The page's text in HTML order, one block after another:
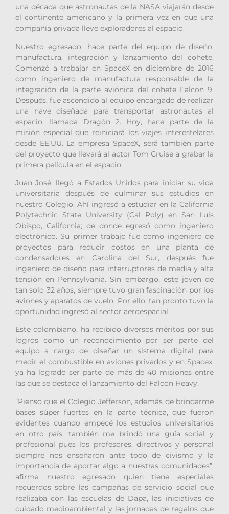
una década que astronautas de la NASA viajarán desde
el continente americano y la primera vez en que una
compañía privada lleve exploradores al espacio.
Nuestro egresado, hace parte del equipo de diseño,
manufactura, integración y lanzamiento del cohete.
Comenzó a trabajar en SpaceX en diciembre de 2016
como ingeniero de manufactura responsable de la
integración de la parte aviónica del cohete Falcon 9.
Después, fue ascendido al equipo encargado de realizar
una nave diseñada para transportar astronautas al
espacio, llamada Dragón 2. Hoy, hace parte de la
misión especial que reiniciará los viajes interestelares
desde EE.UU. La empresa SpaceX, será también parte
del proyecto que llevará al actor Tom Cruise a grabar la
primera película en el espacio.
Juan José, llegó a Estados Unidos para iniciar su vida
universitaria después de culminar sus estudios en
nuestro Colegio. Ahí ingresó a estudiar en la California
Polytechnic State University (Cal Poly) en San Luis
Obispo, California; de donde egresó como ingeniero
electrónico. Su primer trabajo fue como ingeniero de
proyectos para reducir costos en una planta de
condensadores en Carolina del Sur, después fue
ingeniero de diseño para interruptores de media y alta
tensión en Pennsylvania. Sin embargo, este joven de
tan solo 32 años, siempre tuvo gran fascinación por los
aviones y aparatos de vuelo. Por ello, tan pronto tuvo la
oportunidad ingresó al sector aeroespacial.
Este colombiano, ha recibido diversos méritos por sus
logros como un reconocimiento por ser parte del
equipo a cargo de diseñar un sistema digital para
medir el combustible en aviones privados y en Spacex,
ya ha logrado ser parte de más de 40 misiones entre
las que se destaca el lanzamiento del Falcon Heavy.
“Pienso que el Colegio Jefferson, además de brindarme
bases súper fuertes en la parte técnica, que fueron
evidentes cuando empecé los estudios universitarios
en otro país, también me brindó una guía social y
profesional pues los profesores, directivos y personal
siempre nos enseñaron ante todo de civismo y la
importancia de aportar algo a nuestras comunidades”,
afirma nuestro egresado quien tiene especiales
recuerdos sobre las campañas de servicio social que
realizaba con las escuelas de Dapa, las iniciativas de
cuidado medioambiental y las jornadas de regalos que